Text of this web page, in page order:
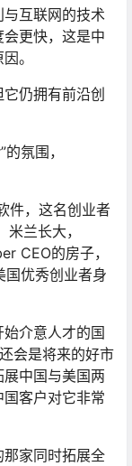
互联网的技术
更快，这是中
。
仍拥有前沿创
氛围，
件，这名创业者
兰长大，
CEO的房子，
优秀创业者身
介意人才的国
会是将来的好市
中国与美国两
客户对它非常
家同时拓展全